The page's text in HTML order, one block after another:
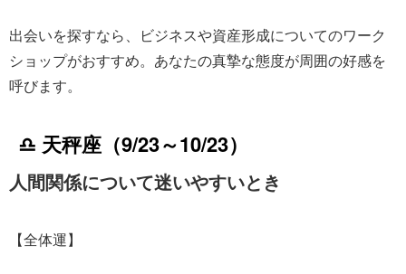
出会いを探すなら、ビジネスや資産形成についてのワーク
ショップがおすすめ。あなたの真摯な態度が周囲の好感を
呼びます。
♎ 天秤座（9/23～10/23）
人間関係について迷いやすいとき
【全体運】